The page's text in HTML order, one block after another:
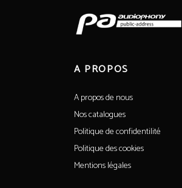
A PROPOS
A propos de nous
Nos catalogues
Politique de confidentilité
Politique des cookies
Mentions légales